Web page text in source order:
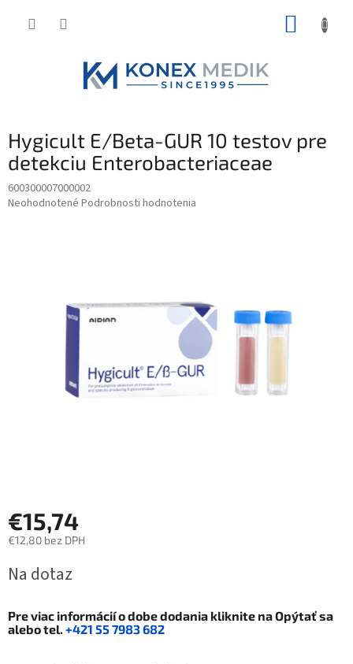
Hygicult E/Beta-GUR 10 testov pre
detekciu Enterobacteriaceae
600300007000002
Priemerné
Neohodnotené Podrobnosti hodnotenia
€15,74
€12,80 bez DPH
cena:
Na dotaz
Pre viac informácií o dobe dodania kliknite naOpýtať sa
alebo tel. +421 55 7983 682